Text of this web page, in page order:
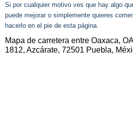
Si por cualquier motivo ves que hay algo
puede mejorar o simplemente quieres
hacerlo en el pie de esta página.
Mapa de carretera entre Oaxaca,
1812, Azcárate, 72501 Puebla,